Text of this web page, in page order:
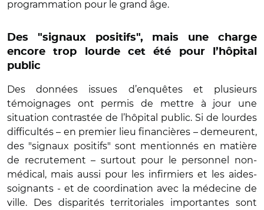
programmation pour le grand âge.
Des "signaux positifs", mais une charge
encore trop lourde cet été pour l’hôpital
public
Des données issues d’enquêtes et plusieurs
témoignages ont permis de mettre à jour une
situation contrastée de l’hôpital public. Si de lourdes
difficultés – en premier lieu financières – demeurent,
des "signaux positifs" sont mentionnés en matière
de recrutement – surtout pour le personnel non-
médical, mais aussi pour les infirmiers et les aides-
soignants - et de coordination avec la médecine de
ville. Des disparités territoriales importantes sont